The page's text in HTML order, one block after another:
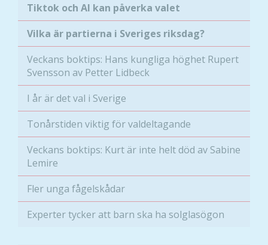
Tiktok och AI kan påverka valet
Vilka är partierna i Sveriges riksdag?
Veckans boktips: Hans kungliga höghet Rupert
Svensson av Petter Lidbeck
I år är det val i Sverige
Tonårstiden viktig för valdeltagande
Veckans boktips: Kurt är inte helt död av Sabine
Lemire
Fler unga fågelskådar
Experter tycker att barn ska ha solglasögon
behövs för
över huvud
Statistik